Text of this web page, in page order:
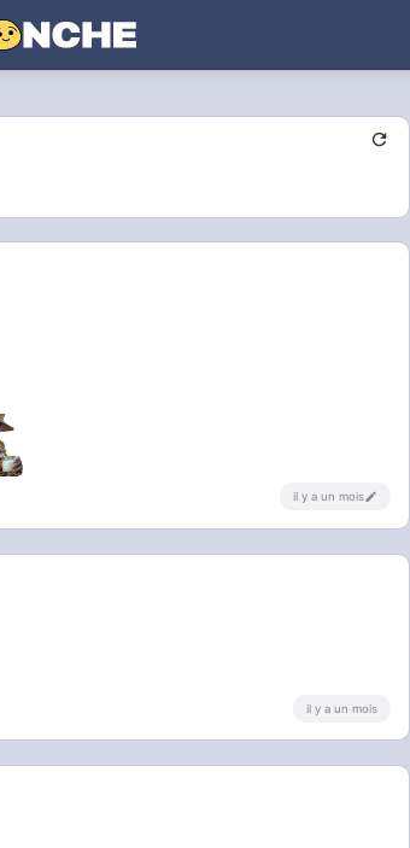
il y a un mois
il y a un mois